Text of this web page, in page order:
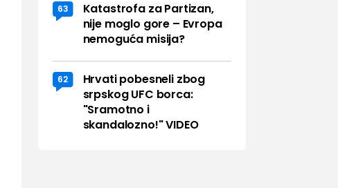
63
Katastrofa za Partizan,
nije moglo gore – Evropa
nemoguća misija?
62
Hrvati pobesneli zbog
srpskog UFC borca:
"Sramotno i
skandalozno!" VIDEO